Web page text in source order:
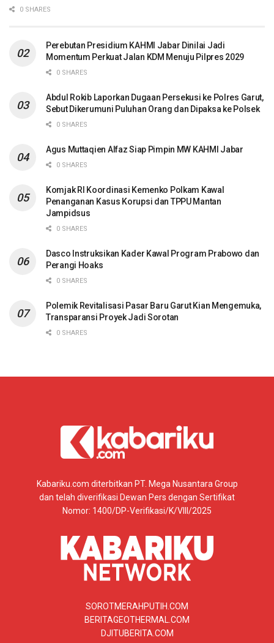
0 SHARES
Perebutan Presidium KAHMI Jabar Dinilai Jadi
Momentum Perkuat Jalan KDM Menuju Pilpres 2029
0 SHARES
Abdul Rokib Laporkan Dugaan Persekusi ke Polres Garut,
Sebut Dikerumuni Puluhan Orang dan Dipaksa ke Polsek
0 SHARES
Agus Muttaqien Alfaz Siap Pimpin MW KAHMI Jabar
0 SHARES
Komjak RI Koordinasi Kemenko Polkam Kawal
Penanganan Kasus Korupsi dan TPPU Mantan
Jampidsus
0 SHARES
Dasco Instruksikan Kader Kawal Program Prabowo dan
Perangi Hoaks
0 SHARES
Polemik Revitalisasi Pasar Baru Garut Kian Mengemuka,
Transparansi Proyek Jadi Sorotan
0 SHARES
Kabariku.com diterbitkan PT. Mega Nusantara Group
dan telah diverifikasi Dewan Pers dengan Sertifikat
Nomor: 1400/DP-Verifikasi/K/VIII/2025
SOROTMERAHPUTIH.COM
BERITAGEOTHERMAL.COM
DJITUBERITA.COM